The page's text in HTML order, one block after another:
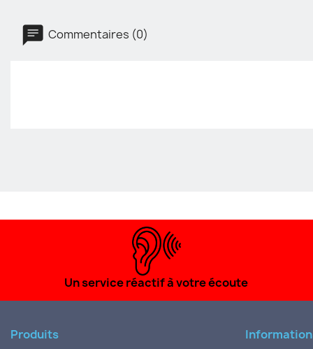
Commentaires (0)
Un service réactif à votre écoute
Produits